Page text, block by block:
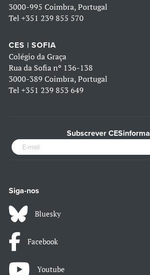
3000-995 Coimbra, Portugal
Tel +351 239 855 570
CES | SOFIA
Colégio da Graça
Rua da Sofia nº 136-138
3000-389 Coimbra, Portugal
Tel +351 239 853 649
Subscrever CESinforma
Siga-nos
Bluesky
Facebook
Youtube